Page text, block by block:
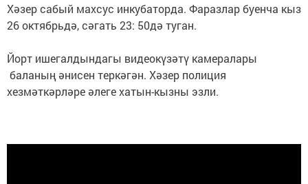
Хәзер сабый махсус инкубаторда. Фаразлар буенча кыз
26 октябрьдә, сәгать 23: 50дә туган.
Йорт ишегалдындагы видеокүзәтү камералары
баланың әнисен теркәгән. Хәзер полиция
хезмәткәрләре әлеге хатын-кызны эзли.